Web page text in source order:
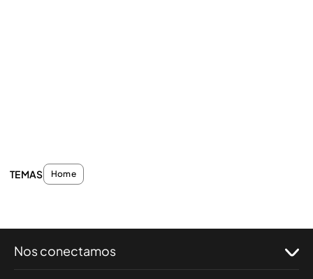
TEMAS Home
Nos conectamos